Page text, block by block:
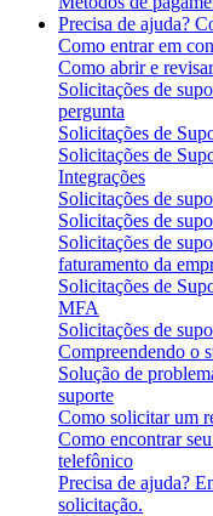
Precisa de ajuda?
Como entrar em
Como abrir e
Solicitações de
pergunta
Solicitações de
Solicitações de
Integrações
Solicitações de
Solicitações de
Solicitações de
faturamento da
Solicitações de
MFA
Solicitações de
Compreendendo o
Solução de
suporte
Como solicitar um
Como encontrar
telefônico
Precisa de ajuda?
solicitação.